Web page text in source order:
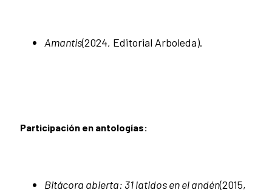
Amantis(2024, Editorial Arboleda).
Participación en antologías:
Bitácora abierta: 31 latidos en el andén(2015,